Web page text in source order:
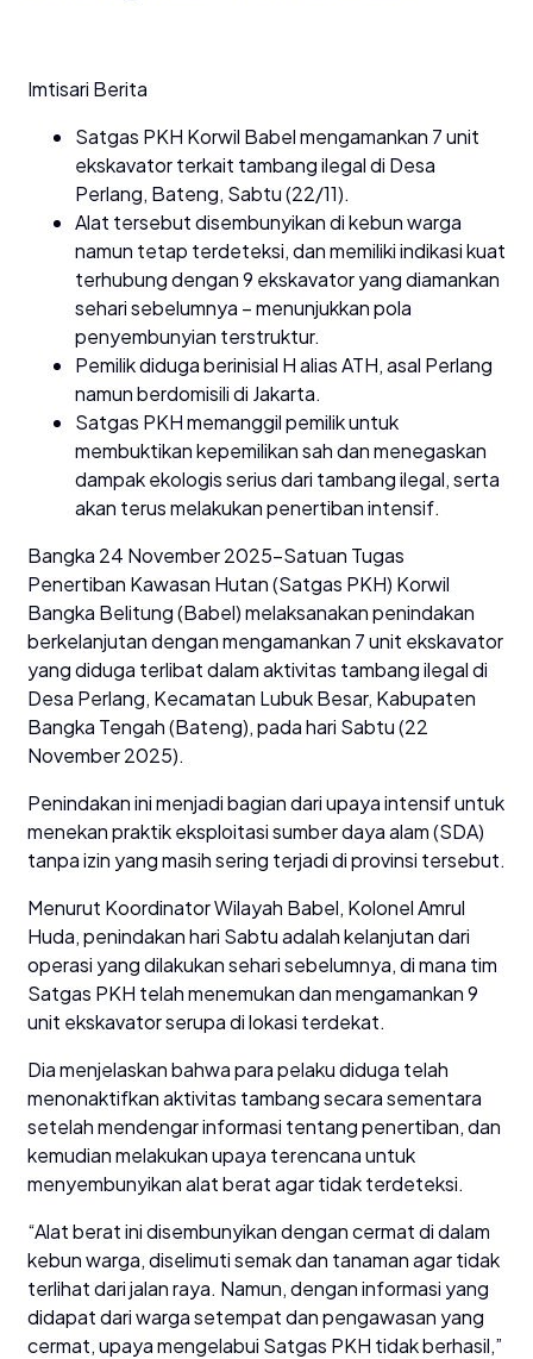
Imtisari Berita
Satgas PKH Korwil Babel mengamankan 7 unit
ekskavator terkait tambang ilegal di Desa
Perlang, Bateng, Sabtu (22/11).
Alat tersebut disembunyikan di kebun warga
namun tetap terdeteksi, dan memiliki indikasi kuat
terhubung dengan 9 ekskavator yang diamankan
sehari sebelumnya – menunjukkan pola
penyembunyian terstruktur.
Pemilik diduga berinisial H alias ATH, asal Perlang
namun berdomisili di Jakarta.
Satgas PKH memanggil pemilik untuk
membuktikan kepemilikan sah dan menegaskan
dampak ekologis serius dari tambang ilegal, serta
akan terus melakukan penertiban intensif.
Bangka 24 November 2025-Satuan Tugas
Penertiban Kawasan Hutan (Satgas PKH) Korwil
Bangka Belitung (Babel) melaksanakan penindakan
berkelanjutan dengan mengamankan 7 unit ekskavator
yang diduga terlibat dalam aktivitas tambang ilegal di
Desa Perlang, Kecamatan Lubuk Besar, Kabupaten
Bangka Tengah (Bateng), pada hari Sabtu (22
November 2025).
Penindakan ini menjadi bagian dari upaya intensif untuk
menekan praktik eksploitasi sumber daya alam (SDA)
tanpa izin yang masih sering terjadi di provinsi tersebut.
Menurut Koordinator Wilayah Babel, Kolonel Amrul
Huda, penindakan hari Sabtu adalah kelanjutan dari
operasi yang dilakukan sehari sebelumnya, di mana tim
Satgas PKH telah menemukan dan mengamankan 9
unit ekskavator serupa di lokasi terdekat.
Dia menjelaskan bahwa para pelaku diduga telah
menonaktifkan aktivitas tambang secara sementara
setelah mendengar informasi tentang penertiban, dan
kemudian melakukan upaya terencana untuk
menyembunyikan alat berat agar tidak terdeteksi.
“Alat berat ini disembunyikan dengan cermat di dalam
kebun warga, diselimuti semak dan tanaman agar tidak
terlihat dari jalan raya. Namun, dengan informasi yang
didapat dari warga setempat dan pengawasan yang
cermat, upaya mengelabui Satgas PKH tidak berhasil,”